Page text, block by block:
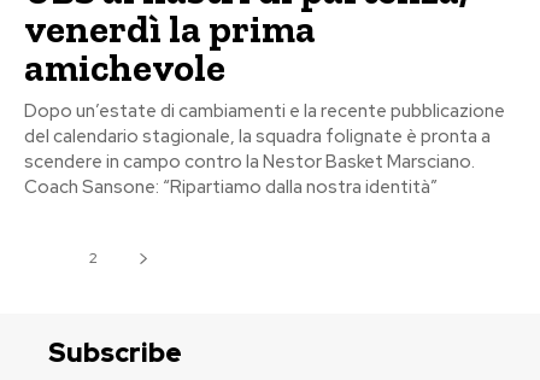
venerdì la prima
amichevole
Dopo un’estate di cambiamenti e la recente pubblicazione
del calendario stagionale, la squadra folignate è pronta a
scendere in campo contro la Nestor Basket Marsciano.
Coach Sansone: “Ripartiamo dalla nostra identità”
2
Subscribe